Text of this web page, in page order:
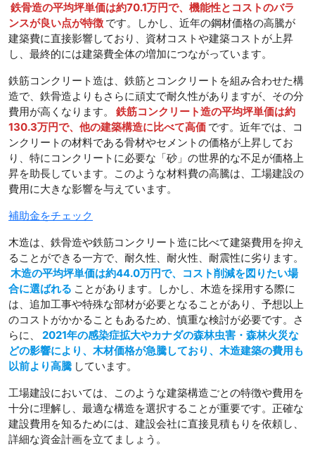
鉄骨造の平均坪単価は約70.1万円で、機能性とコストのバラ
ンスが良い点が特徴 です。しかし、近年の鋼材価格の高騰が
建築費に直接影響しており、資材コストや建築コストが上昇
し、最終的には建築費全体の増加につながっています。
鉄筋コンクリート造は、鉄筋とコンクリートを組み合わせた構
造で、鉄骨造よりもさらに頑丈で耐久性がありますが、その分
費用が高くなります。
鉄筋コンクリート造の平均坪単価は約
130.3万円で、他の建築構造に比べて高価 です。近年では、コ
ンクリートの材料である骨材やセメントの価格が上昇してお
り、特にコンクリートに必要な「砂」の世界的な不足が価格上
昇を助長しています。このような材料費の高騰は、工場建設の
費用に大きな影響を与えています。
補助金をチェック
木造は、鉄骨造や鉄筋コンクリート造に比べて建築費用を抑え
ることができる一方で、耐久性、耐火性、耐震性に劣ります。
木造の平均坪単価は約44.0万円で、コスト削減を図りたい場
合に選ばれる ことがあります。しかし、木造を採用する際に
は、追加工事や特殊な部材が必要となることがあり、予想以上
のコストがかかることもあるため、慎重な検討が必要です。さ
らに、
2021年の感染症拡大やカナダの森林虫害・森林火災な
どの影響により、木材価格が急騰しており、木造建築の費用も
以前より高騰 しています。
工場建設においては、このような建築構造ごとの特徴や費用を
十分に理解し、最適な構造を選択することが重要です。正確な
建設費用を知るためには、建設会社に直接見積もりを依頼し、
詳細な資金計画を立てましょう。